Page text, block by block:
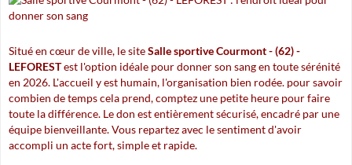
Situé en cœur de ville, le siteSalle sportive Courmont - (62) -
LEFORESTest l'option idéale pour donner son sang en toute sérénité
en 2026. L'accueil y est humain, l'organisation bien rodée. pour savoir
combien de temps cela prend, comptez une petite heure pour faire
toute la différence. Le don est entièrement sécurisé, encadré par une
équipe bienveillante. Vous repartez avec le sentiment d'avoir
accompli un acte fort, simple et rapide.